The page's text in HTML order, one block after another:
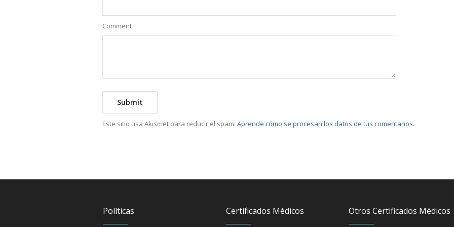
Comment
Este sitio usa Akismet para reducir el spam. Aprende cómo se procesan los datos de tus comentarios.
Políticas Certificados Médicos Otros Certificados Médicos